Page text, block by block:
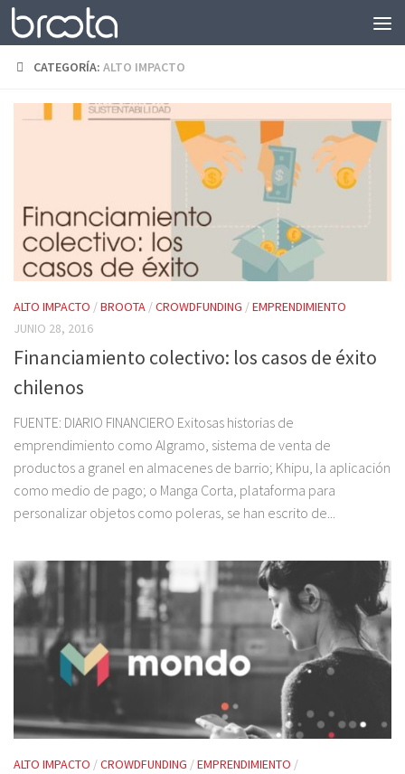
Saltar al contenido
CATEGORÍA: ALTO IMPACTO
ALTO IMPACTO /BROOTA /CROWDFUNDING /EMPRENDIMIENTO
JUNIO 28, 2016
Financiamiento colectivo: los casos de éxito
chilenos
FUENTE: DIARIO FINANCIERO Exitosas historias de
emprendimiento como Algramo, sistema de venta de
productos a granel en almacenes de barrio; Khipu, la aplicación
como medio de pago; o Manga Corta, plataforma para
personalizar objetos como poleras, se han escrito de...
ALTO IMPACTO /CROWDFUNDING /EMPRENDIMIENTO /